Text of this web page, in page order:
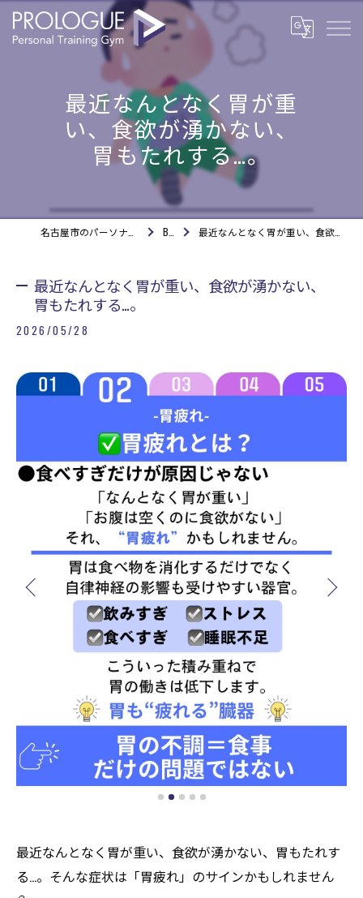
最近なんとなく胃が重
い、食欲が湧かない、
胃もたれする…。
BLOG 最近なんとなく胃が重い、食欲が湧かない、胃もたれする…。
最近なんとなく胃が重い、食欲が湧かない、
胃もたれする…。
2026/05/28
最近なんとなく胃が重い、食欲が湧かない、胃もたれす
る…。そんな症状は「胃疲れ」のサインかもしれません